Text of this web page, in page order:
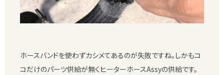
ホースバンドを使わずカシメてあるのが失敗ですね。しかもコ
コだけのパーツ供給が無くヒーターホースAssyの供給です。